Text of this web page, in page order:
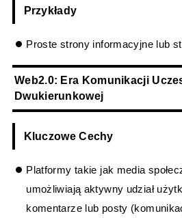
Przykłady
Proste strony informacyjne lub
Web2.0: Era Komunikacji
Dwukierunkowej
Kluczowe Cechy
Platformy takie jak media
umożliwiają aktywny udział
komentarze lub posty